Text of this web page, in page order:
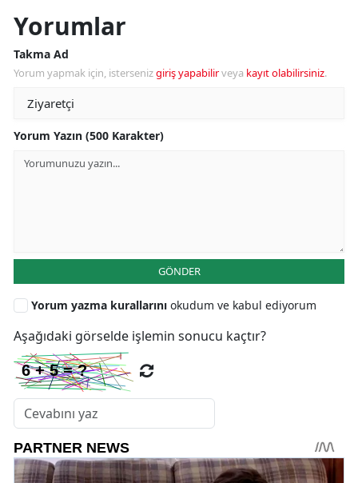
Yorumlar
Takma Ad
Yorum yapmak için, istersenizgiriş yapabilirveya kayıt olabilirsiniz.
Yorum Yazın (500 Karakter)
GÖNDER
Yorum yazma kurallarını okudum ve kabul ediyorum
Aşağıdaki görselde işlemin sonucu kaçtır?